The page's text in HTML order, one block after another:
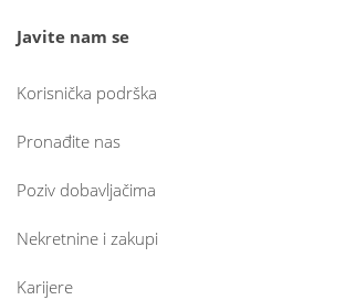
Javite nam se
Korisnička podrška
Pronađite nas
Poziv dobavljačima
Nekretnine i zakupi
Karijere